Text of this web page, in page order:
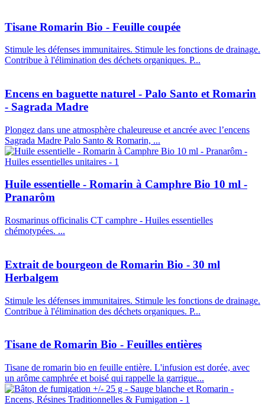
Tisane Romarin Bio - Feuille coupée
Stimule les défenses immunitaires. Stimule les fonctions de drainage.
Contribue à l'élimination des déchets organiques. P...
Encens en baguette naturel - Palo Santo et Romarin
- Sagrada Madre
Plongez dans une atmosphère chaleureuse et ancrée avec l’encens
Sagrada Madre Palo Santo & Romarin, ...
Huile essentielle - Romarin à Camphre Bio 10 ml -
Pranarôm
Rosmarinus officinalis CT camphre - Huiles essentielles
chémotypées. ...
Extrait de bourgeon de Romarin Bio - 30 ml
Herbalgem
Stimule les défenses immunitaires. Stimule les fonctions de drainage.
Contribue à l'élimination des déchets organiques. P...
Tisane de Romarin Bio - Feuilles entières
Tisane de romarin bio en feuille entière. L'infusion est dorée, avec
un arôme camphrée et boisé qui rappelle la garrigue...